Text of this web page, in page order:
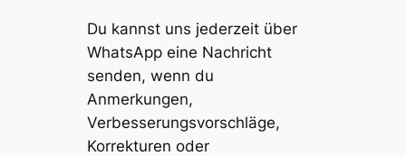
Du kannst uns jederzeit über
WhatsApp eine Nachricht
senden, wenn du
Anmerkungen,
Verbesserungsvorschläge,
Korrekturen oder